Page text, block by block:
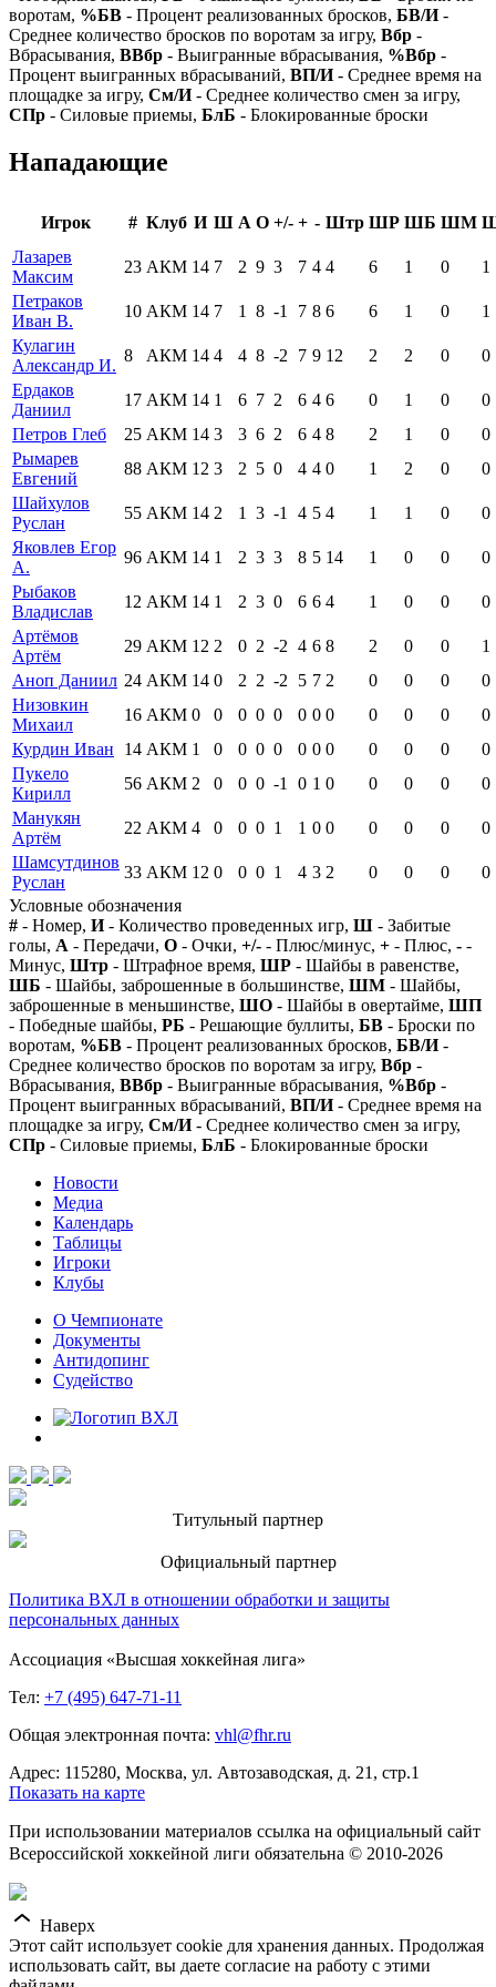
воротам, %БВ - Процент реализованных бросков, БВ/И-
Среднее количество бросков по воротам за игру, Вбр -
Вбрасывания, ВВбр - Выигранные вбрасывания, %Вбр -
Процент выигранных вбрасываний, ВП/И- Среднее время на
площадке за игру, См/И- Среднее количество смен за игру,
СПр - Силовые приемы, БлБ - Блокированные броски
Нападающие
Игрок # Клуб И Ш А О +/- + - Штр ШР ШБ ШМ
Лазарев
Максим
23 АКМ 14 7 2 9 3 7 4 4 6 1 0
1
Петраков
Иван В.
10 АКМ 14 7 1 8 -1 7 8 6 6 1 0
1
Кулагин
Александр И.
8 АКМ 14 4 4 8 -2 7 9 12 2 2 0
0
Ердаков
Даниил
17 АКМ 14 1 6 7 2 6 4 6 0 1 0
0
Петров Глеб
25 АКМ 14 3 3 6 2 6 4 8 2 1 0
0
Рымарев
Евгений
88 АКМ 12 3 2 5 0 4 4 0 1 2 0
0
Шайхулов
Руслан
55 АКМ 14 2 1 3 -1 4 5 4 1 1 0
0
Яковлев Егор
А.
96 АКМ 14 1 2 3 3 8 5 14 1 0 0
0
Рыбаков
Владислав
12 АКМ 14 1 2 3 0 6 6 4 1 0 0
0
Артёмов
Артём
29 АКМ 12 2 0 2 -2 4 6 8 2 0 0
1
Аноп Даниил 24 АКМ 14 0 2 2 -2 5 7 2 0 0 0
0
Низовкин
Михаил
16 АКМ 0 0 0 0 0 0 0 0 0 0 0
0
Курдин Иван
14 АКМ 1 0 0 0 0 0 0 0 0 0 0
0
Пукело
Кирилл
56 АКМ 2 0 0 0 -1 0 1 0 0 0 0
0
Манукян
Артём
22 АКМ 4 0 0 0 1 1 0 0 0 0 0
0
Шамсутдинов
Руслан
33 АКМ 12 0 0 0 1 4 3 2 0 0 0
0
Условные обозначения
# - Номер, И- Количество проведенных игр, Ш - Забитые
голы, А - Передачи, О - Очки, +/- - Плюс/минус, + - Плюс, - -
Минус, Штр - Штрафное время, ШР - Шайбы в равенстве,
ШБ - Шайбы, заброшенные в большинстве, ШМ - Шайбы,
заброшенные в меньшинстве, ШО - Шайбы в овертайме, ШП
- Победные шайбы, РБ - Решающие буллиты, БВ - Броски по
воротам, %БВ - Процент реализованных бросков, БВ/И-
Среднее количество бросков по воротам за игру, Вбр -
Вбрасывания, ВВбр - Выигранные вбрасывания, %Вбр -
Процент выигранных вбрасываний, ВП/И- Среднее время на
площадке за игру, См/И- Среднее количество смен за игру,
СПр - Силовые приемы, БлБ - Блокированные броски
Новости
Медиа
Календарь
Таблицы
Игроки
Клубы
О Чемпионате
Документы
Антидопинг
Судейство
Титульный партнер
Официальный партнер
Политика ВХЛ в отношении обработки и защиты
персональных данных
Ассоциация «Высшая хоккейная лига»
Тел: +7 (495) 647-71-11
Общая электронная почта: vhl@fhr.ru
Адрес: 115280, Москва, ул. Автозаводская, д. 21, стр.1
Показать на карте
При использовании материалов ссылка на официальный сайт
Всероссийской хоккейной лиги обязательна © 2010-2026
Наверх
Этот сайт использует cookie для хранения данных. Продолжая
использовать сайт, вы даете согласие на работу с этими